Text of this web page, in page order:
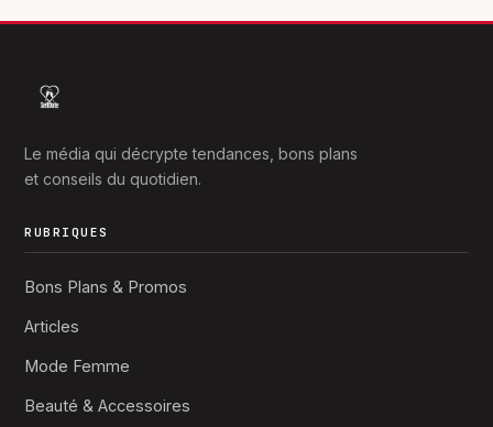
Le média qui décrypte tendances, bons plans
et conseils du quotidien.
RUBRIQUES
Bons Plans & Promos
Articles
Mode Femme
Beauté & Accessoires